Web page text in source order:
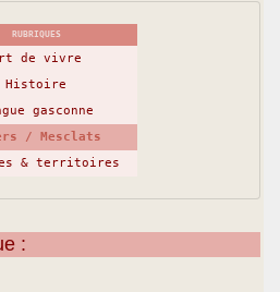
RUBRIQUES
de vivre
Histoire
gasconne
/ Mesclats
& territoires
: